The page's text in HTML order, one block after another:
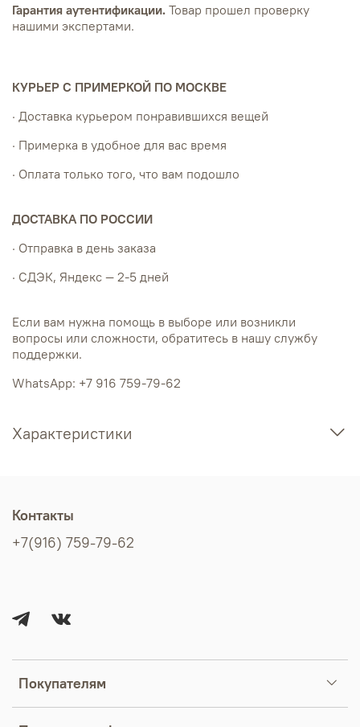
Гарантия аутентификации. Товар прошел проверку
нашими экспертами.
КУРЬЕР С ПРИМЕРКОЙ ПО МОСКВЕ
· Доставка курьером понравившихся вещей
· Примерка в удобное для вас время
· Оплата только того, что вам подошло
ДОСТАВКА ПО РОССИИ
· Отправка в день заказа
· СДЭК, Яндекс — 2-5 дней
Если вам нужна помощь в выборе или возникли
вопросы или сложности, обратитесь в нашу службу
поддержки.
WhatsApp: +7 916 759-79-62
Характеристики
Покупателям
Контакты
+7(916) 759-79-62